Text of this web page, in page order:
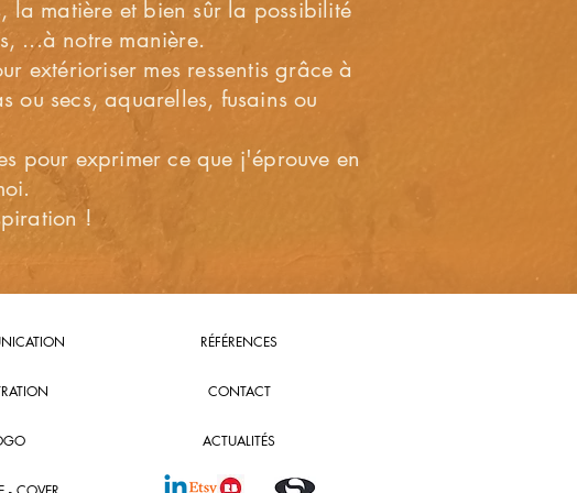
la matière et bien sûr la possibilité
...à notre manière.
extérioriser mes ressentis grâce à
ou secs, aquarelles, fusains ou
pour exprimer ce que j'éprouve en
!
RÉFÉRENCES
CONTACT
ACTUALITÉS